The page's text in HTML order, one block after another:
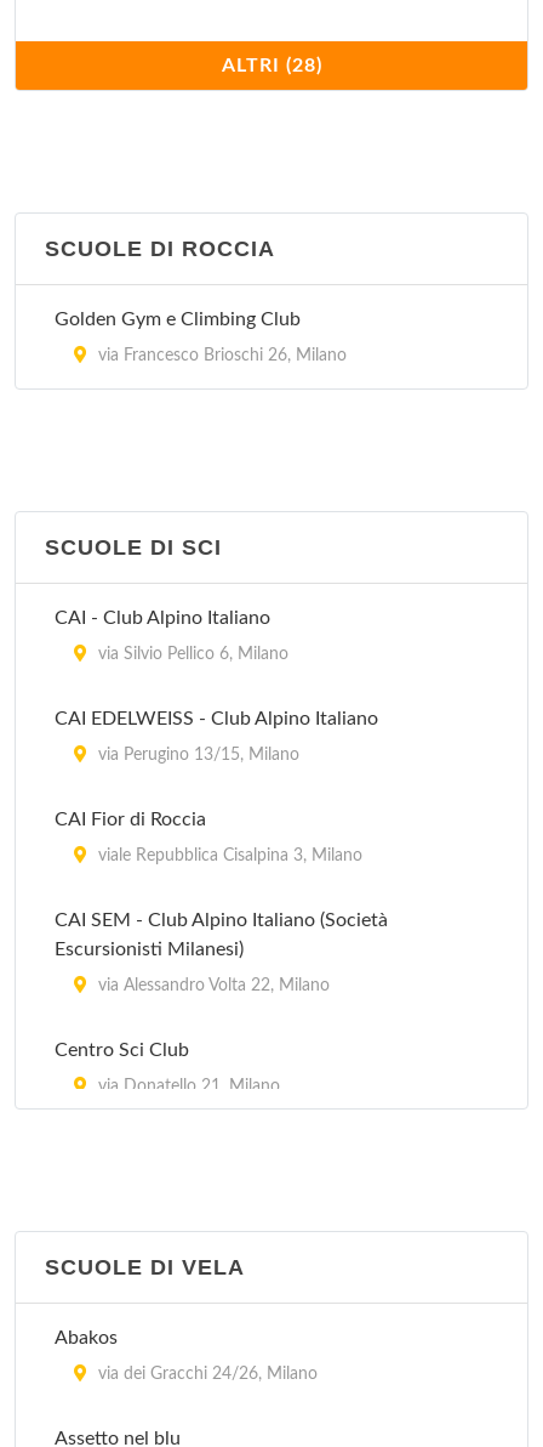
Centro Sportivo Saini
via Arcangelo Corelli 136, Milano
Fisiodynamic
Get Fit - Jel
via Piacenza 4, Milano
Infostrada SportVillage (ex Lido)
ALTRI (28)
SCUOLE DI ROCCIA
Golden Gym e Climbing Club
via Francesco Brioschi 26, Milano
SCUOLE DI SCI
CAI - Club Alpino Italiano
via Silvio Pellico 6, Milano
CAI EDELWEISS - Club Alpino Italiano
via Perugino 13/15, Milano
CAI Fior di Roccia
viale Repubblica Cisalpina 3, Milano
CAI SEM - Club Alpino Italiano (Società
Escursionisti Milanesi)
via Alessandro Volta 22, Milano
Centro Sci Club
via Donatello 21, Milano
SCUOLE DI VELA
Abakos
via dei Gracchi 24/26, Milano
Assetto nel blu